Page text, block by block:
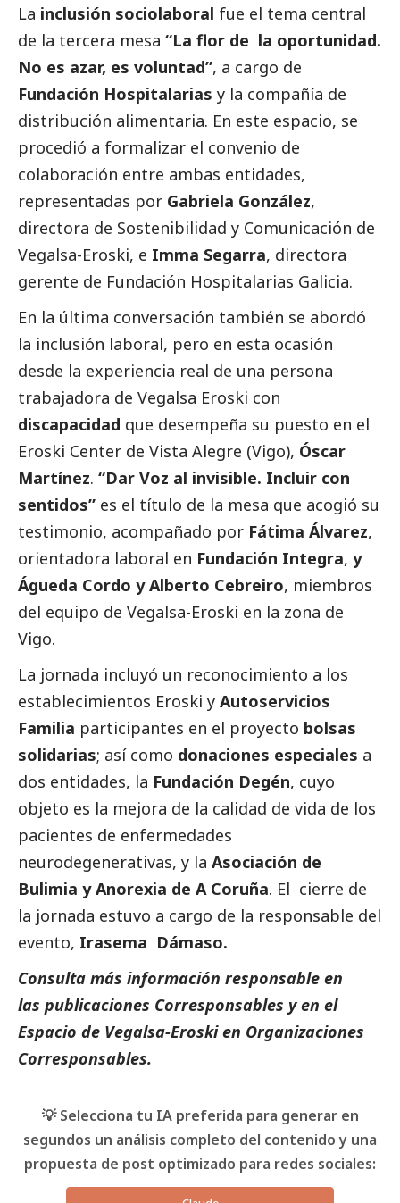
La inclusión sociolaboral fue el tema central
de la tercera mesa “La flor de la oportunidad.
No es azar, es voluntad”, a cargo de
Fundación Hospitalarias y la compañía de
distribución alimentaria. En este espacio, se
procedió a formalizar el convenio de
colaboración entre ambas entidades,
representadas por Gabriela González,
directora de Sostenibilidad y Comunicación de
Vegalsa-Eroski, e Imma Segarra, directora
gerente de Fundación Hospitalarias Galicia.
En la última conversación también se abordó
la inclusión laboral, pero en esta ocasión
desde la experiencia real de una persona
trabajadora de Vegalsa Eroski con
discapacidad que desempeña su puesto en el
Eroski Center de Vista Alegre (Vigo), Óscar
Martínez. “Dar Voz al invisible. Incluir con
sentidos” es el título de la mesa que acogió su
testimonio, acompañado por Fátima Álvarez,
orientadora laboral en Fundación Integra, y
Águeda Cordo y Alberto Cebreiro, miembros
del equipo de Vegalsa-Eroski en la zona de
Vigo.
La jornada incluyó un reconocimiento a los
establecimientos Eroski y Autoservicios
Familia participantes en el proyecto bolsas
solidarias; así como donaciones especiales a
dos entidades, la Fundación Degén, cuyo
objeto es la mejora de la calidad de vida de los
pacientes de enfermedades
neurodegenerativas, y la Asociación de
Bulimia y Anorexia de A Coruña. El cierre de
la jornada estuvo a cargo de la responsable del
evento, Irasema Dámaso.
Consulta más información responsable en
las publicaciones Corresponsables y en el
Espacio de Vegalsa-Eroskien Organizaciones
Corresponsables.
💡 Selecciona tu IA preferida para generar en
segundos un análisis completo del contenido y una
propuesta de post optimizado para redes sociales: